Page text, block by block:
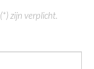
zijn verplicht.